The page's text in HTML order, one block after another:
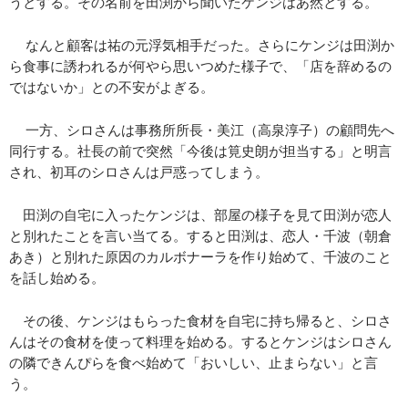
なんと顧客は祐の元浮気相手だった。さらにケンジは田渕か
ら食事に誘われるが何やら思いつめた様子で、「店を辞めるの
ではないか」との不安がよぎる。
一方、シロさんは事務所所長・美江（高泉淳子）の顧問先へ
同行する。社長の前で突然「今後は筧史朗が担当する」と明言
され、初耳のシロさんは戸惑ってしまう。
田渕の自宅に入ったケンジは、部屋の様子を見て田渕が恋人
と別れたことを言い当てる。すると田渕は、恋人・千波（朝倉
あき）と別れた原因のカルボナーラを作り始めて、千波のこと
を話し始める。
その後、ケンジはもらった食材を自宅に持ち帰ると、シロさ
んはその食材を使って料理を始める。するとケンジはシロさん
の隣できんぴらを食べ始めて「おいしい、止まらない」と言
う。